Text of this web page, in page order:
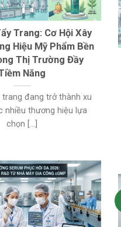
Trang: Cơ Hội Xây
Hiệu Mỹ Phẩm Bền
Thị Trường Đầy
Năng
trang đang trở thành xu
nhiều thương hiệu lựa
chọn [...]